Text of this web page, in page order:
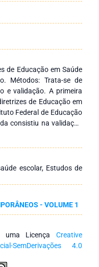
de Educação em Saúde
Métodos: Trata-se de
e validação. A primeira
de Educação em
Federal de Educação
consistiu na validação
verificar o nível de
O método Delphi foi
na primeira etapa do
distribuídos em nove
45 desses itens,
pelos juízes. O
Nesta etapa, o
Saúde para o Ensino
dos Juízes
semântica, a
semânticos do
consenso. Conclusão:
escolar, Estudos de
- VOLUME 1
uma Licença Creative
SemDerivações 4.0